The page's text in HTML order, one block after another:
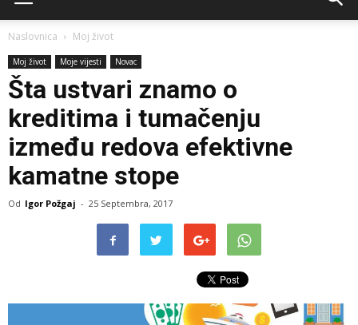
Naslovnica Moj život
Moj život Moje vijesti Novac
Šta ustvari znamo o
kreditima i tumačenju
između redova efektivne
kamatne stope
Od Igor Požgaj - 25 Septembra, 2017